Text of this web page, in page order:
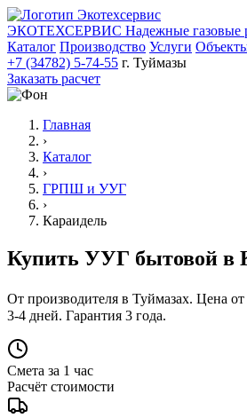
ЭКОТЕХСЕРВИС Надежные газовые
Каталог Производство Услуги
+7 (34782) 5-74-55 г. Туймазы
Заказать расчет
Главная
›
Каталог
›
ГРПШ и УУГ
›
Караидель
Купить УУГ бытовой в
От производителя в Туймазах. Цена от
3-4 дней. Гарантия 3 года.
Смета за 1 час
Расчёт стоимости